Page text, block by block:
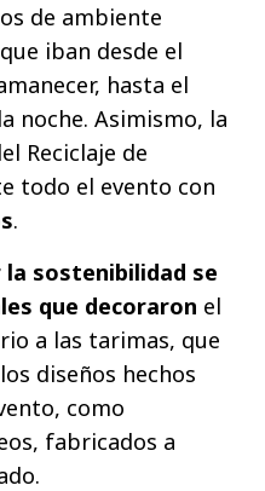
de ambiente
iban desde el
hasta el
noche. Asimismo, la
Reciclaje de
todo el evento con
.
sostenibilidad se
que decoraron el
a las tarimas, que
diseños hechos
como
fabricados a